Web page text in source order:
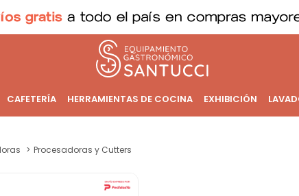
CAFETERÍA HERRAMIENTAS DE COCINA EXHIBICIÓN
Procesadoras y Cutters